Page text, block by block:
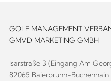
GOLF MANAGEMENT
GMVD MARKETING GMBH
Isarstraße 3 (Eingang Am
82065 Baierbrunn-Buchenhain